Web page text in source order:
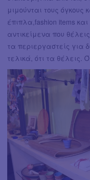
μιμούνται τους
έπιπλα,fashion items
αντικείμενα που
τα περιεργαστείς για
τελικά, ότι τα θέλεις.